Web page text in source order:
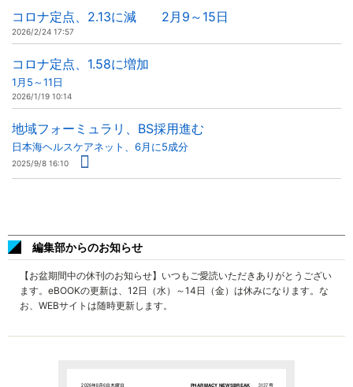
コロナ定点、2.13に減 2月9～15日
2026/2/24 17:57
コロナ定点、1.58に増加
1月5～11日
2026/1/19 10:14
地域フォーミュラリ、BS採用進む
日本海ヘルスケアネット、6月に5成分
2025/9/8 16:10
編集部からのお知らせ
【お盆期間中の休刊のお知らせ】いつもご愛読いただきありがとうござい
ます。eBOOKの更新は、12日（水）～14日（金）は休みになります。な
お、WEBサイトは随時更新します。